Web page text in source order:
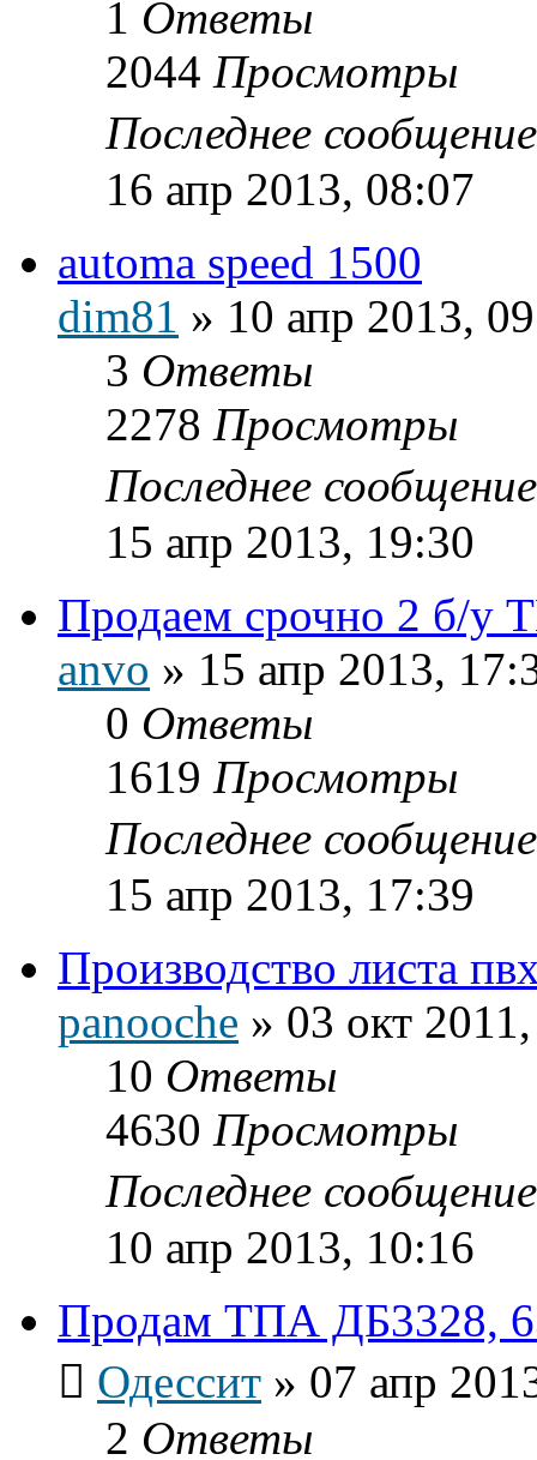
1 Ответы
2044 Просмотры
Последнее
16 апр 2013, 08:07
automa speed 1500
dim81 » 10 апр 2013,
3 Ответы
2278 Просмотры
Последнее
15 апр 2013, 19:30
Продаем срочно 2 б/у
anvo » 15 апр 2013,
0 Ответы
1619 Просмотры
Последнее
15 апр 2013, 17:39
Производство листа
panooche » 03 окт
10 Ответы
4630 Просмотры
Последнее
10 апр 2013, 10:16
Продам ТПА ДБ3328,
Одессит » 07 апр
2 Ответы